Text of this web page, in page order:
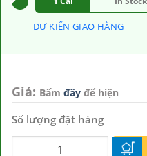
DỰ KIẾN GIAO HÀNG
Giá: Bấm đây để hiện
Số lượng đặt hàng